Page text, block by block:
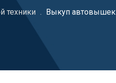
техники . Выкуп автовышек